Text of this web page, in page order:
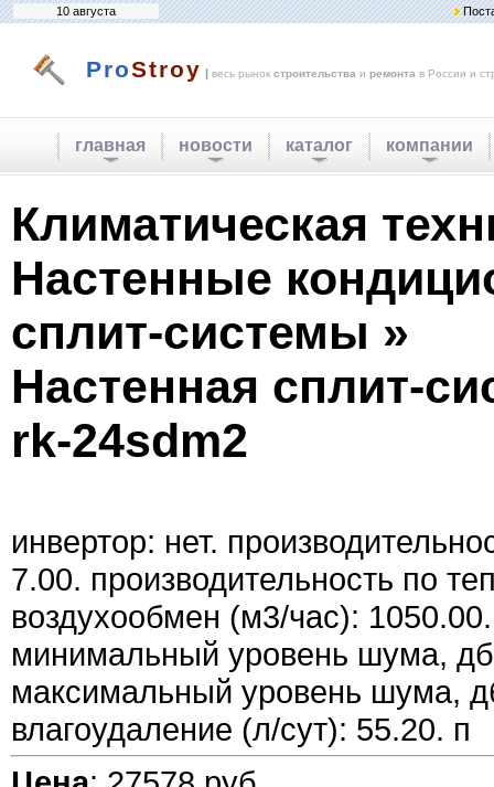
10 августа
ProStroy | весь рынок строительства и ремонта в России и
главная новости каталог компании
Климатическая
Настенные
сплит-системы »
Настенная сплит-
rk-24sdm2
инвертор: нет.
7.00. производительность по
воздухообмен (м3/час):
минимальный уровень шума,
максимальный уровень шума,
влагоудаление (л/сут): 55.20. п